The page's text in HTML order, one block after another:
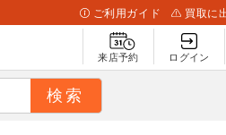
ご利用ガイド 買取に
来店予約 ログイン